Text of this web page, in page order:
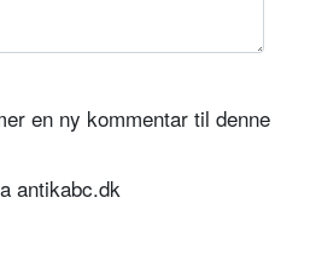
en ny kommentar til denne
antikabc.dk